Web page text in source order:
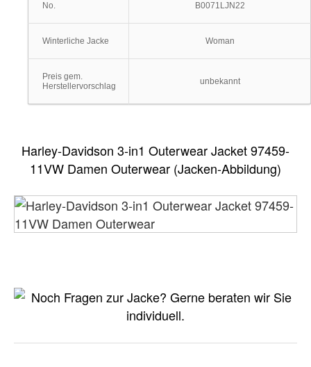
No. B0071LJN22
Winterliche Jacke Woman
Preis gem.
Herstellervorschlag
unbekannt
Harley-Davidson 3-in1 Outerwear Jacket 97459-
11VW Damen Outerwear (Jacken-Abbildung)